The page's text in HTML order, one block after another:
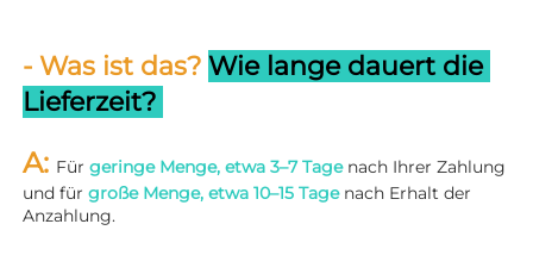
- Was ist das? Wie lange dauert die
Lieferzeit?
A: Für geringe Menge, etwa 3–7 Tage nach Ihrer Zahlung
und für große Menge, etwa 10–15 Tage nach Erhalt der
Anzahlung.